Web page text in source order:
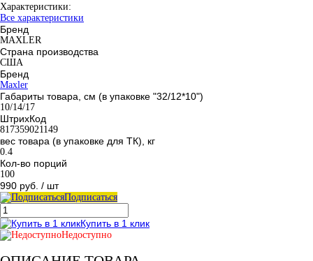
Характеристики:
Все характеристики
Бренд
MAXLER
Страна производства
США
Бренд
Maxler
Габариты товара, см (в упаковке "32/12*10")
10/14/17
ШтрихКод
817359021149
вес товара (в упаковке для ТК), кг
0.4
Кол-во порций
100
990 руб. / шт
Подписаться
Купить в 1 клик
Недоступно